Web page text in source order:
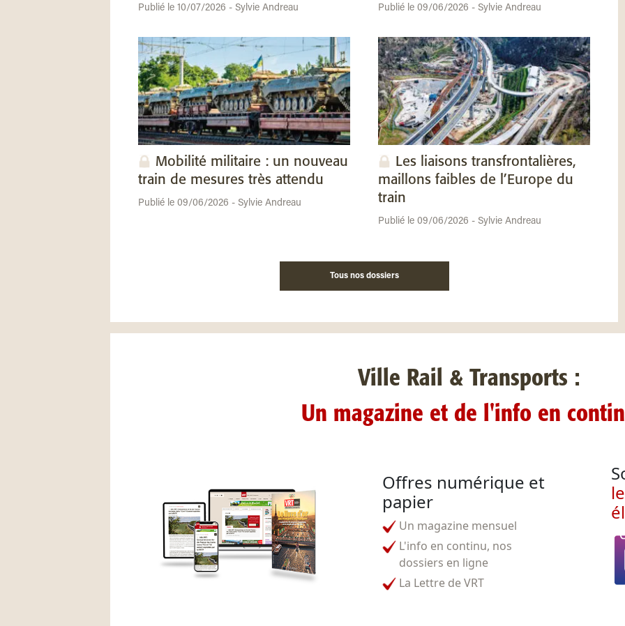
Publié le 10/07/2026 - Sylvie Andreau Publié le 09/06/2026 - Sylvie Andreau
Mobilité militaire : un nouveau
train de mesures très attendu
Publié le 09/06/2026 - Sylvie Andreau
Les liaisons transfrontalières,
maillons faibles de l’Europe du
train
Publié le 09/06/2026 - Sylvie Andreau
Tous nos dossiers
Ville Rail & Transports :
Un magazine et de l'info en
Offres numérique et
papier
Un magazine mensuel
L'info en continu, nos
dossiers en ligne
La Lettre de VRT